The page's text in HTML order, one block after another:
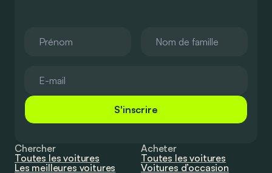
S'inscrire
Chercher
Toutes les voitures
Les meilleures voitures
Acheter
Toutes les voitures
Voitures d’occasion